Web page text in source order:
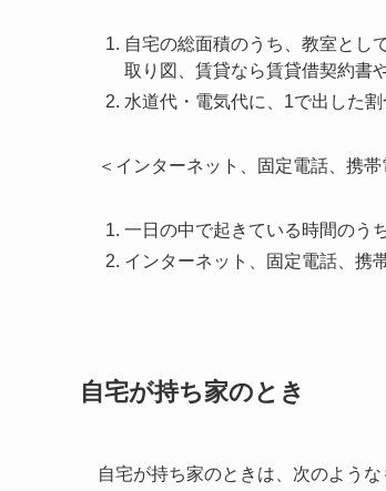
自宅の総面積のうち、教室とし
取り図、賃貸なら賃貸借契約書
水道代・電気代に、1で出した
＜インターネット、固定電話、携帯
一日の中で起きている時間のう
インターネット、固定電話、携
自宅が持ち家のとき
自宅が持ち家のときは、次のよう